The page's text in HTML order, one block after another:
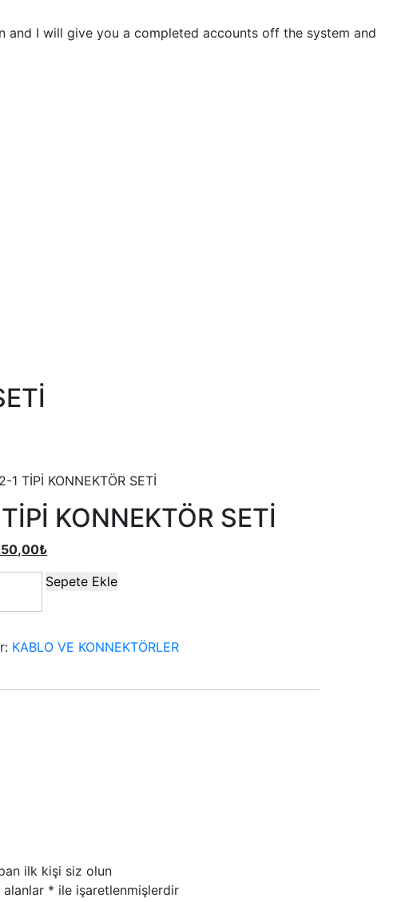
and I will give you a completed accounts off the system and
1 TİPİ KONNEKTÖR SETİ
KONNEKTÖR SETİ
₺
Sepete Ekle
KABLO VE KONNEKTÖRLER
ilk kişi siz olun
alanlar * ile işaretlenmişlerdir